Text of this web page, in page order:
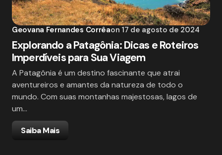
Geovana Fernandes Corrêaon 17 de agosto de 2024
Explorando a Patagônia: Dicas e Roteiros
Imperdíveis para Sua Viagem
A Patagônia é um destino fascinante que atrai
aventureiros e amantes da natureza de todo o
mundo. Com suas montanhas majestosas, lagos de
um…
Saiba Mais